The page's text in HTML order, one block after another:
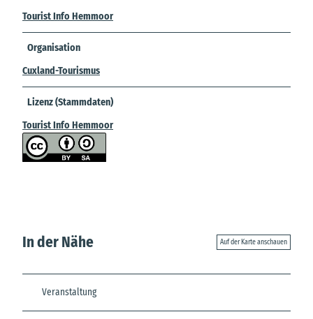
Tourist Info Hemmoor
Organisation
Cuxland-Tourismus
Lizenz (Stammdaten)
Tourist Info Hemmoor
In der Nähe Auf der Karte anschauen
Veranstaltung